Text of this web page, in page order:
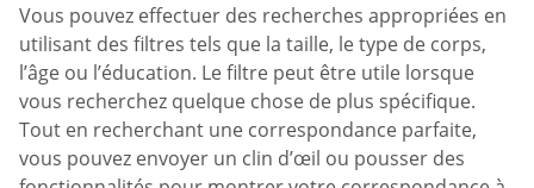
Vous pouvez effectuer des recherches appropriées en
utilisant des filtres tels que la taille, le type de corps,
l’âge ou l’éducation. Le filtre peut être utile lorsque
vous recherchez quelque chose de plus spécifique.
Tout en recherchant une correspondance parfaite,
vous pouvez envoyer un clin d’œil ou pousser des